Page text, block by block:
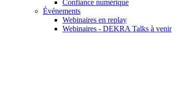
Confiance numérique
Événements
Webinaires en replay
Webinaires - DEKRA Talks à venir